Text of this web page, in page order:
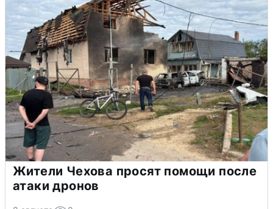
Жители Чехова просят помощи после
атаки дронов